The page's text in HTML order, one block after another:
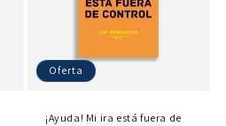
Oferta
¡Ayuda! Mi ira está fuera de